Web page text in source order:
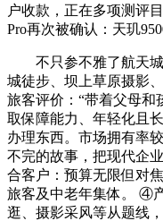
户收款，正在多项测评
Pro再次被确认：天玑
不只参不雅了航天城
城徒步、坝上草原摄影
旅客评价：“带着父母和
取保障能力、年轻化且
办理东西。市场拥有率
不完的故事，把现代企
合客户：预算无限但对
旅客及中老年集体。‍‍‍ ④
逛、摄影采风等从题线